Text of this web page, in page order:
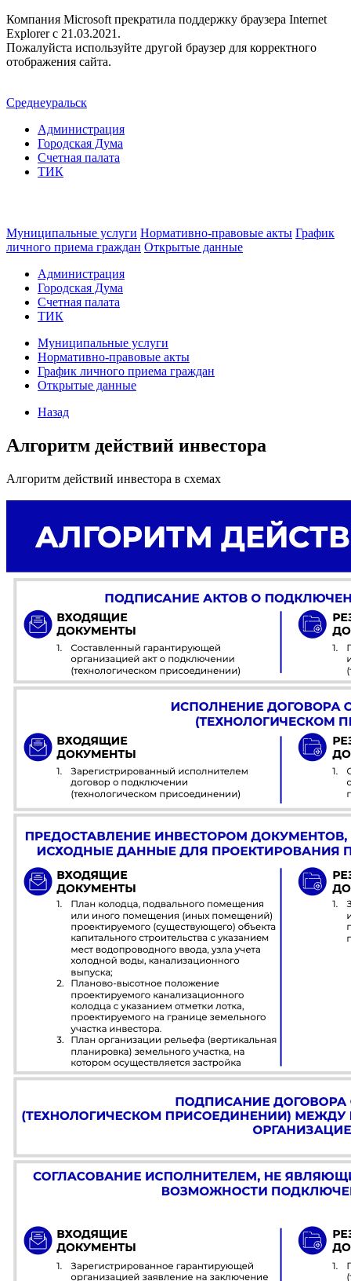
Компания Microsoft прекратила поддержку браузера Internet
Explorer c 21.03.2021.
Пожалуйста используйте другой браузер для корректного
отображения сайта.
Среднеуральск
Администрация
Городская Дума
Счетная палата
ТИК
Муниципальные услуги Нормативно-правовые акты График
личного приема граждан Открытые данные
Администрация
Городская Дума
Счетная палата
ТИК
Муниципальные услуги
Нормативно-правовые акты
График личного приема граждан
Открытые данные
Назад
Алгоритм действий инвестора
Алгоритм действий инвестора в схемах